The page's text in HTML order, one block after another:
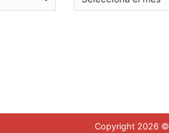
Copyright 2026 ©